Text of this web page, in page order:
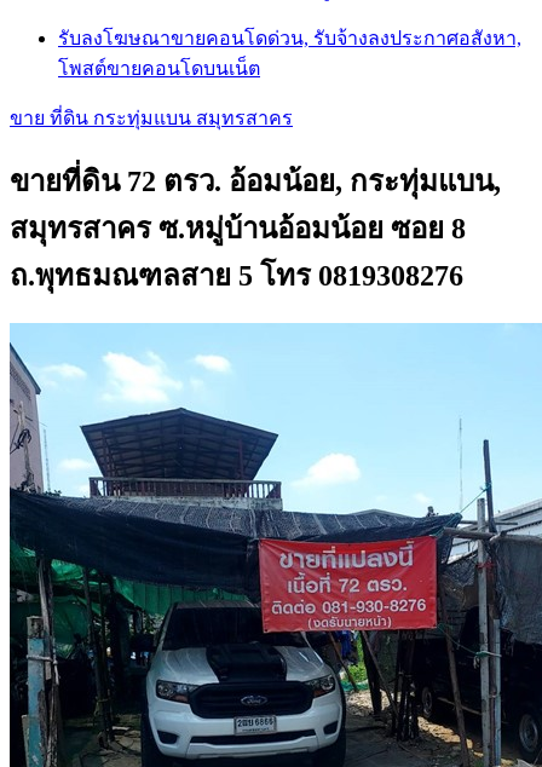
รับลงโฆษณาขายคอนโดด่วน, รับจ้างลงประกาศอสังหา,
โพสต์ขายคอนโดบนเน็ต
ขาย ที่ดิน กระทุ่มแบน สมุทรสาคร
ขายที่ดิน 72 ตรว. อ้อมน้อย, กระทุ่มแบน,
สมุทรสาคร ซ.หมู่บ้านอ้อมน้อย ซอย 8
ถ.พุทธมณฑลสาย 5 โทร 0819308276